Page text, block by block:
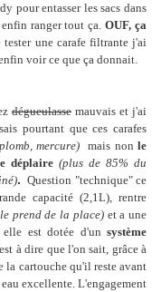
pour entasser les sacs dans
enfin ranger tout ça.OUF, ça
une carafe filtrante j'ai
voir ce que ça donnait.
dégueulasse mauvais et j'ai
pourtant que ces carafes
mercure) mais nonle
déplaire (plus de85% du
. Question "technique" ce
capacité (2,1L), rentre
prend de la place)et a une
est dotée d'un système
à dire que l'on sait, grâce à
la cartouche qu'il reste avant
excellente. L'engagement